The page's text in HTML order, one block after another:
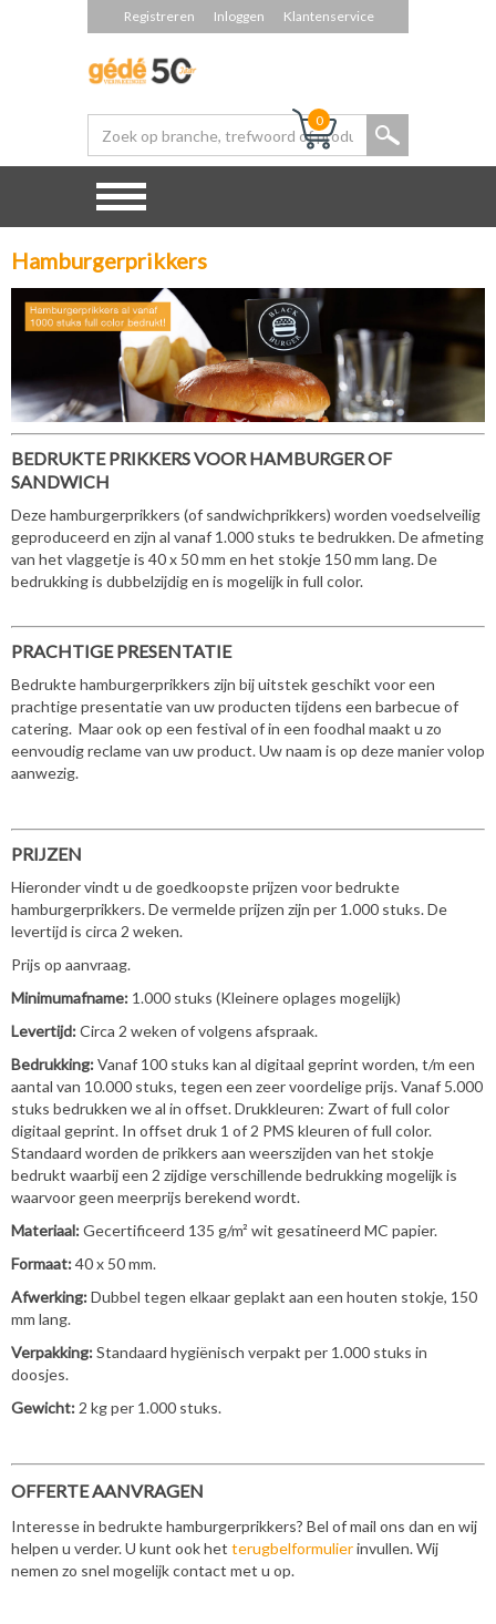
Registreren Inloggen Klantenservice
0
Hamburgerprikkers
BEDRUKTE PRIKKERS VOOR HAMBURGER OF
SANDWICH
Deze hamburgerprikkers (of sandwichprikkers) worden voedselveilig
geproduceerd en zijn al vanaf 1.000 stuks te bedrukken. De afmeting
van het vlaggetje is 40 x 50 mm en het stokje 150 mm lang. De
bedrukking is dubbelzijdig en is mogelijk in full color.
PRACHTIGE PRESENTATIE
Bedrukte hamburgerprikkers zijn bij uitstek geschikt voor een
prachtige presentatie van uw producten tijdens een barbecue of
catering. Maar ook op een festival of in een foodhal maakt u zo
eenvoudig reclame van uw product. Uw naam is op deze manier volop
aanwezig.
PRIJZEN
Hieronder vindt u de goedkoopste prijzen voor bedrukte
hamburgerprikkers. De vermelde prijzen zijn per 1.000 stuks. De
levertijd is circa 2 weken.
Prijs op aanvraag.
Minimumafname: 1.000 stuks (Kleinere oplages mogelijk)
Levertijd:Circa 2 weken of volgens afspraak.
Bedrukking:Vanaf 100 stuks kan al digitaal geprint worden, t/m een
aantal van 10.000 stuks, tegen een zeer voordelige prijs. Vanaf 5.000
stuks bedrukken we al in offset. Drukkleuren: Zwart of full color
digitaal geprint. In offset druk 1 of 2 PMS kleuren of full color.
Standaard worden de prikkers aan weerszijden van het stokje
bedrukt waarbij een 2 zijdige verschillende bedrukking mogelijk is
waarvoor geen meerprijs berekend wordt.
Materiaal:Gecertificeerd 135 g/m² wit gesatineerd MC papier.
Formaat:40 x 50 mm.
Afwerking:Dubbel tegen elkaar geplakt aan een houten stokje, 150
mm lang.
Verpakking:Standaard hygiënisch verpakt per 1.000 stuks in
doosjes.
Gewicht: 2 kg per 1.000 stuks.
OFFERTE AANVRAGEN
Interesse in bedrukte hamburgerprikkers? Bel of mail ons dan en wij
helpen u verder. U kunt ook het terugbelformulierinvullen. Wij
nemen zo snel mogelijk contact met u op.